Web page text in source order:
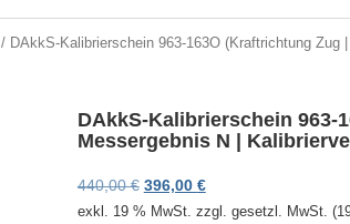
/ DAkkS-Kalibrierschein 963-163O (Kraftrichtung
DAkkS-Kalibrierschein 963-
Messergebnis N |
440,00€ Ursprünglicher Preis war:
396,00 €Aktueller Preis ist:
exkl. 19 % MwSt. zzgl. gesetzl. MwSt.